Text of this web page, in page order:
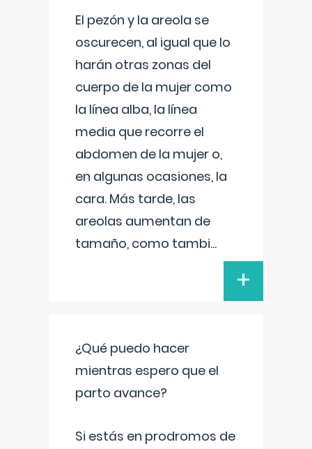
El pezón y la areola se
oscurecen, al igual que lo
harán otras zonas del
cuerpo de la mujer como
la línea alba, la línea
media que recorre el
abdomen de la mujer o,
en algunas ocasiones, la
cara. Más tarde, las
areolas aumentan de
tamaño, como tambi...
+
¿Qué puedo hacer
mientras espero que el
parto avance?
Si estás en prodromos de